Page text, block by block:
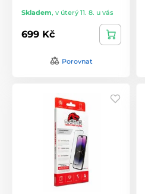
Skladem, v úterý 11. 8. u vás
699 Kč
Porovnat